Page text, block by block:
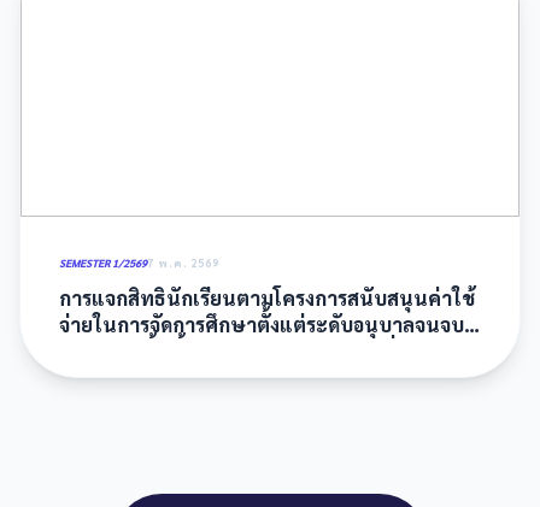
SEMESTER 1/25697 พ.ค. 2569
การแจกสิทธิ์นักเรียนตามโครงการสนับสนุนค่าใช้
จ่ายในการจัดการศึกษาตั้งแต่ระดับอนุบาลจนจบ